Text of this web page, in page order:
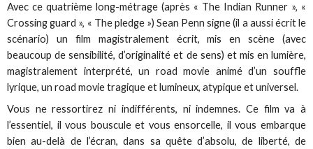
Avec ce quatrième long-métrage (après « The Indian Runner », «
Crossing guard », « The pledge ») Sean Penn signe (il a aussi écrit le
scénario) un film magistralement écrit, mis en scène (avec
beaucoup de sensibilité, d’originalité et de sens) et mis en lumière,
magistralement interprété, un road movie animé d’un souffle
lyrique, un road movie tragique et lumineux, atypique et universel.
Vous ne ressortirez ni indifférents, ni indemnes. Ce film va à
l’essentiel, il vous bouscule et vous ensorcelle, il vous embarque
bien au-delà de l’écran, dans sa quête d’absolu, de liberté, de